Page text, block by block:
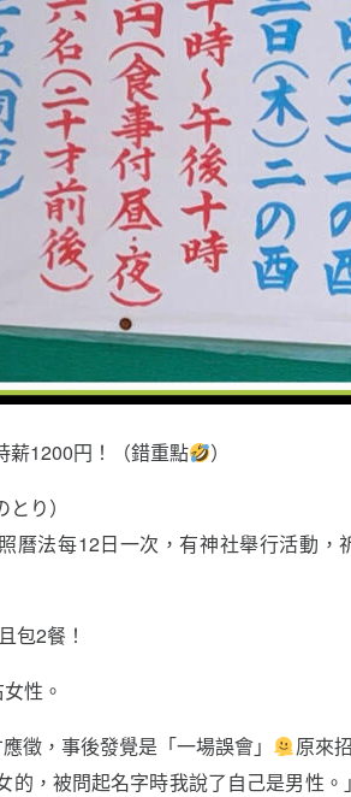
薪1200円！（錯重點
）
り）
曆法每12日一次，有神社舉行活動，
包2餐！
性。
，事後發覺是「一場誤會」
原來
的，被問起名字時我說了自己是男性